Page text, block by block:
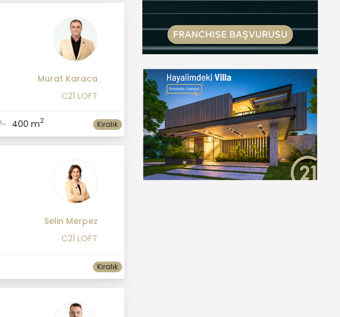
Murat Karaca
C21 LOFT
400 m2 Kiralık
Selin Merpez
C21 LOFT
Kiralık